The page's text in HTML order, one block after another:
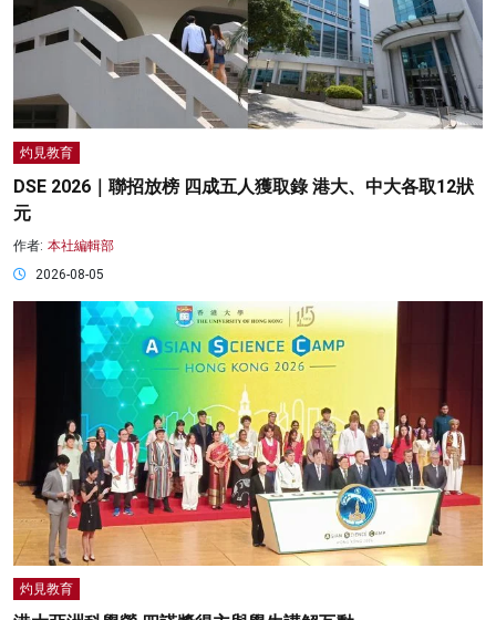
灼見教育
DSE 2026｜聯招放榜 四成五人獲取錄 港大、中大各取12狀
元
作者: 本社編輯部
2026-08-05
灼見教育